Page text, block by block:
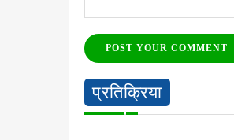
POST YOUR COMMENT
प्रतिक्रिया